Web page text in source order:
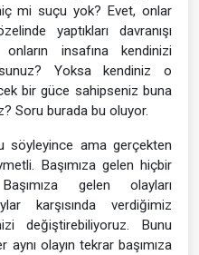
mi suçu yok? Evet, onlar
yaptıkları davranışı
insafına kendinizi
Yoksa kendiniz o
bir güce sahipseniz buna
Soru burada bu oluyor.
söyleyince ama gerçekten
Başımıza gelen hiçbir
gelen olayları
karşısında verdiğimiz
değiştirebiliyoruz. Bunu
olayın tekrar başımıza